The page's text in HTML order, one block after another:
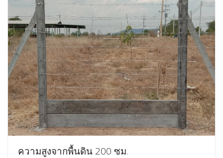
ความสูงจากพื้นดิน 200 ซม.